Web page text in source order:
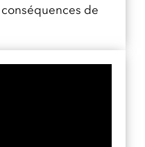
conséquences de